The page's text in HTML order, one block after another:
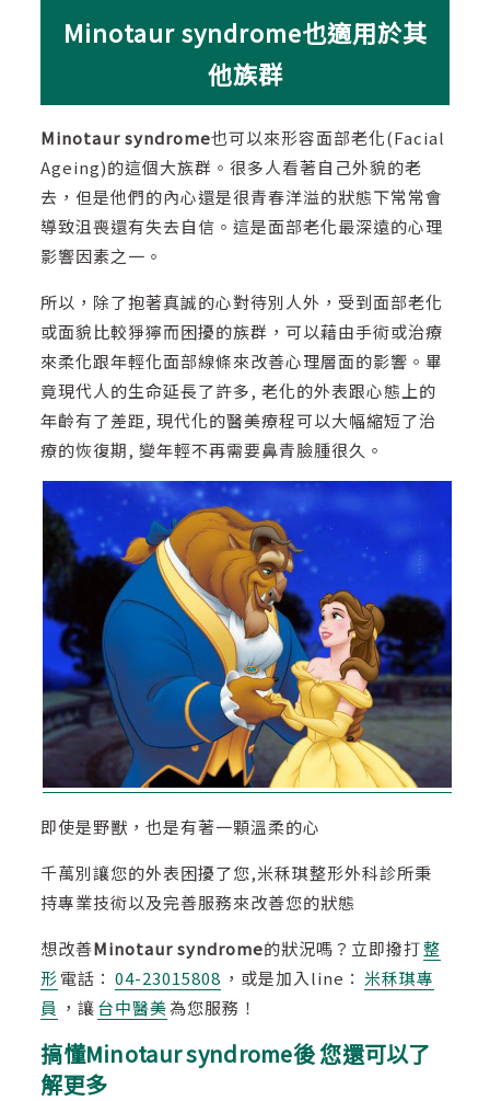
Minotaur syndrome也適用於其
他族群
Minotaur syndrome也可以來形容面部老化(Facial
Ageing)的這個大族群。很多人看著自己外貌的老
去，但是他們的內心還是很青春洋溢的狀態下常常會
導致沮喪還有失去自信。這是面部老化最深遠的心理
影響因素之一。
所以，除了抱著真誠的心對待別人外，受到面部老化
或面貌比較猙獰而困擾的族群，可以藉由手術或治療
來柔化跟年輕化面部線條來改善心理層面的影響。畢
竟現代人的生命延長了許多, 老化的外表跟心態上的
年齡有了差距, 現代化的醫美療程可以大幅縮短了治
療的恢復期, 變年輕不再需要鼻青臉腫很久。
即使是野獸，也是有著一顆溫柔的心
千萬別讓您的外表困擾了您,米秝琪整形外科診所秉
持專業技術以及完善服務來改善您的狀態
想改善Minotaur syndrome的狀況嗎？立即撥打整
形電話： 04-23015808 ，或是加入line： 米秝琪專
員 ，讓台中醫美為您服務！
搞懂Minotaur syndrome後 您還可以了
解更多